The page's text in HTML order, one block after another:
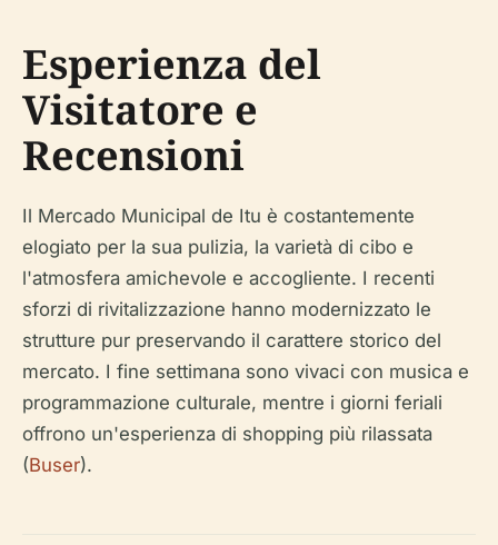
Esperienza del
Visitatore e
Recensioni
Il Mercado Municipal de Itu è costantemente
elogiato per la sua pulizia, la varietà di cibo e
l'atmosfera amichevole e accogliente. I recenti
sforzi di rivitalizzazione hanno modernizzato le
strutture pur preservando il carattere storico del
mercato. I fine settimana sono vivaci con musica e
programmazione culturale, mentre i giorni feriali
offrono un'esperienza di shopping più rilassata
(Buser).